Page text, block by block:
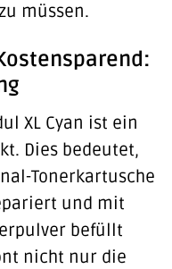
müssen.
XL Cyan ist ein
Dies bedeutet,
Tonerkartusche
und mit
befüllt
nicht nur die